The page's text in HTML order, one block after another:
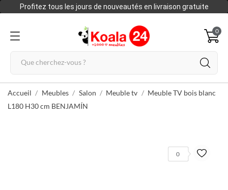
Profitez tous les jours de nouveautés en livraison gratuite
0
Accueil Meubles Salon Meuble tv
Meuble TV bois blanc
L180 H30 cm BENJAMÍN
0